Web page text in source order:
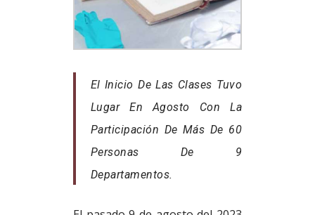
El Inicio De Las Clases Tuvo
Lugar En Agosto Con La
Participación De Más De 60
Personas De 9
Departamentos.